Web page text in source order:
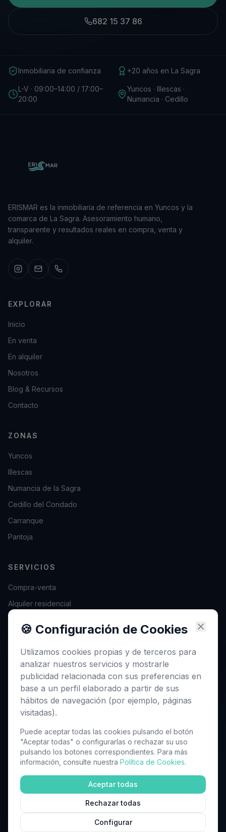
🍪 Configuración de Cookies
Utilizamos cookies propias y de terceros para
analizar nuestros servicios y mostrarle
publicidad relacionada con sus preferencias en
base a un perfil elaborado a partir de sus
hábitos de navegación (por ejemplo, páginas
visitadas).
Puede aceptar todas las cookies pulsando el botón
"Aceptar todas" o configurarlas o rechazar su uso
pulsando los botones correspondientes. Para más
información, consulte nuestra Política de Cookies.
Aceptar todas
Rechazar todas
Configurar
682 15 37 86
Inmobiliaria de confianza +20 años en La Sagra
L-V · 09:00–14:00 / 17:00–
20:00
Yuncos · Illescas ·
Numancia · Cedillo
ERISMAR es la inmobiliaria de referencia en Yuncos y la
comarca de La Sagra. Asesoramiento humano,
transparente y resultados reales en compra, venta y
alquiler.
EXPLORAR
Inicio
En venta
En alquiler
Nosotros
Blog & Recursos
Contacto
ZONAS
Yuncos
Illescas
Numancia de la Sagra
Cedillo del Condado
Carranque
Pantoja
SERVICIOS
Compra-venta
Alquiler residencial
Asesoramiento hipotecario
Gestión documental
Reportaje fotográfico
CONTACTO
C/ Illescas, 11
45210 Yuncos, Toledo
682 15 37 86
erismarlaaventura@gmail.com
©2026ERISMAR Inmobiliaria. Todos los derechos reservados.
Aviso Legal·Privacidad
SEOEVOLUTION